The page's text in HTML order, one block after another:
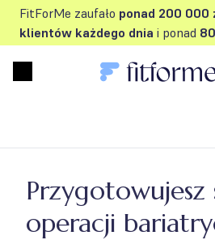
FitForMe zaufało ponad 200 000
klientów każdego dnia i ponad
Przygotowujesz
operacji